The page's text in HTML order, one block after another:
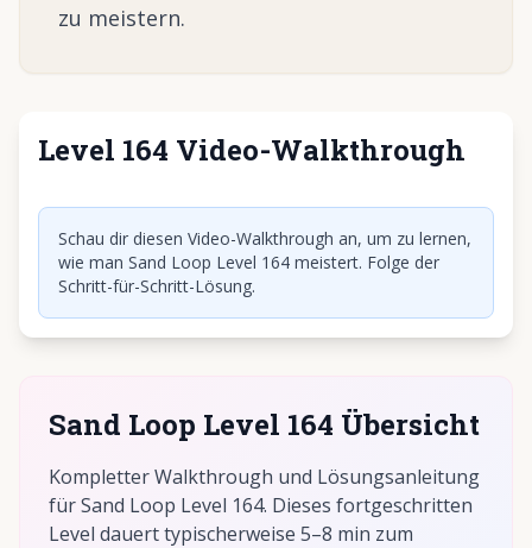
zu meistern.
Level 164 Video-Walkthrough
Klicken, um Video abzuspielen
Schau dir diesen Video-Walkthrough an, um zu lernen,
wie man Sand Loop Level 164 meistert. Folge der
Schritt-für-Schritt-Lösung.
Sand Loop Level 164 Übersicht
Kompletter Walkthrough und Lösungsanleitung
für Sand Loop Level 164. Dieses fortgeschritten
Level dauert typischerweise 5–8 min zum